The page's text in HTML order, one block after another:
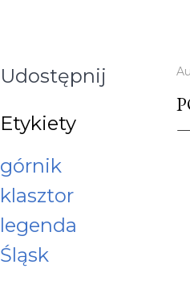
Udostępnij
Etykiety
górnik
klasztor
legenda
Śląsk